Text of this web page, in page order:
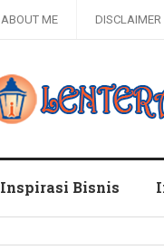
ABOUT ME DISCLAIMER
Inspirasi Bisnis